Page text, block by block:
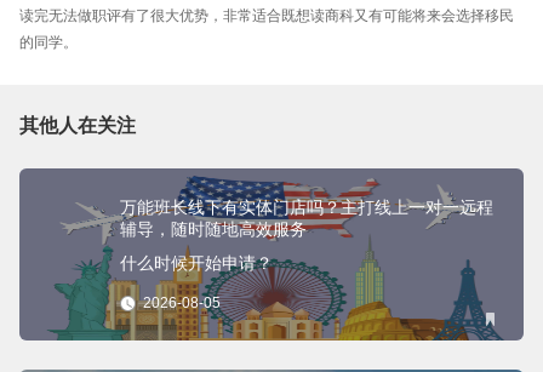
读完无法做职评有了很大优势，非常适合既想读商科又有可能将来会选择移民
的同学。
其他人在关注
万能班长线下有实体门店吗？主打线上一对一远程
辅导，随时随地高效服务
什么时候开始申请？
2026-08-05